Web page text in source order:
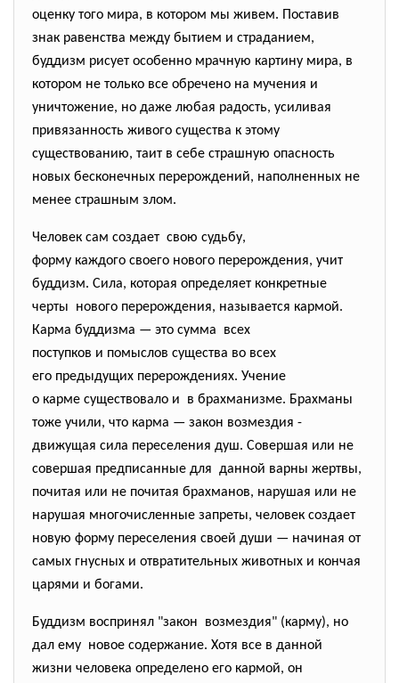
оценку того мира, в котором мы живем. Поставив
знак равенства между бытием и страданием,
буддизм рисует особенно мрачную картину мира, в
котором не только все обречено на мучения и
уничтожение, но даже любая радость, усиливая
привязанность живого существа к этому
существованию, таит в себе страшную опасность
новых бесконечных перерождений, наполненных не
менее страшным злом.
Человек сам создает свою судьбу,
форму каждого своего нового перерождения, учит
буддизм. Сила, которая определяет конкретные
черты нового перерождения, называется кармой.
Карма буддизма — это сумма всех
поступков и помыслов существа во всех
его предыдущих перерождениях. Учение
о карме существовало и в брахманизме. Брахманы
тоже учили, что карма — закон возмездия -
движущая сила переселения душ. Совершая или не
совершая предписанные для данной варны жертвы,
почитая или не почитая брахманов, нарушая или не
нарушая многочисленные запреты, человек создает
новую форму переселения своей души — начиная от
самых гнусных и отвратительных животных и кончая
царями и богами.
Буддизм воспринял "закон возмездия" (карму), но
дал ему новое содержание. Хотя все в данной
жизни человека определено его кармой, он